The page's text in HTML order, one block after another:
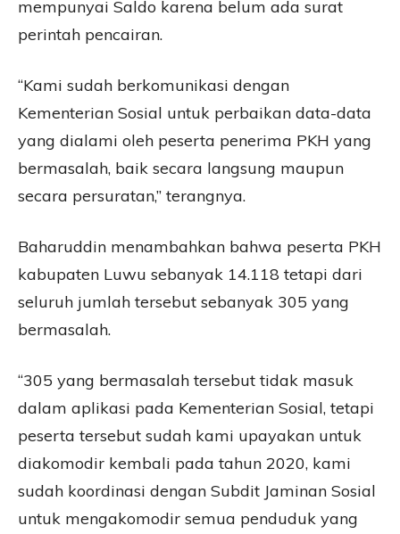
mempunyai Saldo karena belum ada surat
perintah pencairan.
“Kami sudah berkomunikasi dengan
Kementerian Sosial untuk perbaikan data-data
yang dialami oleh peserta penerima PKH yang
bermasalah, baik secara langsung maupun
secara persuratan,” terangnya.
Baharuddin menambahkan bahwa peserta PKH
kabupaten Luwu sebanyak 14.118 tetapi dari
seluruh jumlah tersebut sebanyak 305 yang
bermasalah.
“305 yang bermasalah tersebut tidak masuk
dalam aplikasi pada Kementerian Sosial, tetapi
peserta tersebut sudah kami upayakan untuk
diakomodir kembali pada tahun 2020, kami
sudah koordinasi dengan Subdit Jaminan Sosial
untuk mengakomodir semua penduduk yang